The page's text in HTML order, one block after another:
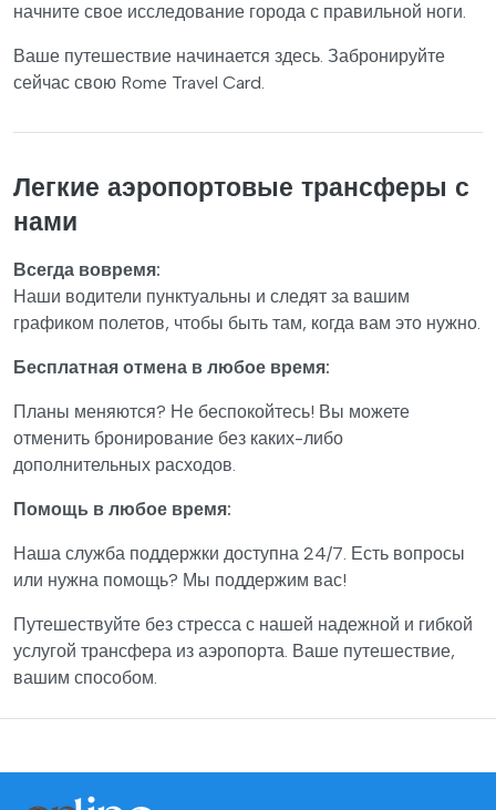
начните свое исследование города с правильной ноги.
Ваше путешествие начинается здесь. Забронируйте
сейчас свою Rome Travel Card.
Легкие аэропортовые трансферы с
нами
Всегда вовремя:
Наши водители пунктуальны и следят за вашим
графиком полетов, чтобы быть там, когда вам это нужно.
Бесплатная отмена в любое время:
Планы меняются? Не беспокойтесь! Вы можете
отменить бронирование без каких-либо
дополнительных расходов.
Помощь в любое время:
Наша служба поддержки доступна 24/7. Есть вопросы
или нужна помощь? Мы поддержим вас!
Путешествуйте без стресса с нашей надежной и гибкой
услугой трансфера из аэропорта. Ваше путешествие,
вашим способом.